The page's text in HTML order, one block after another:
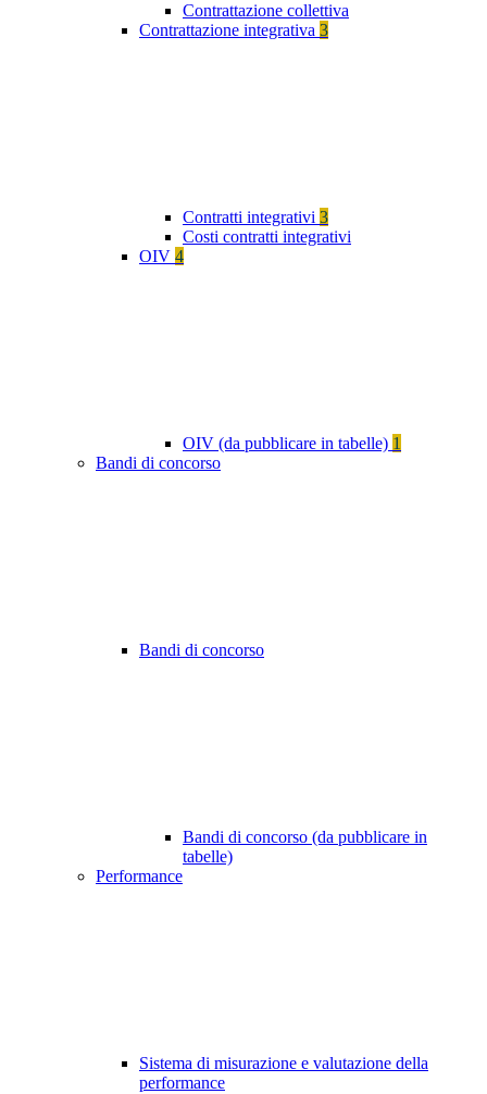
Contrattazione collettiva
Contrattazione integrativa 3
Contratti integrativi 3
Costi contratti integrativi
OIV 4
OIV (da pubblicare in tabelle) 1
Bandi di concorso
Bandi di concorso
Bandi di concorso (da pubblicare in
tabelle)
Performance
Sistema di misurazione e valutazione della
performance